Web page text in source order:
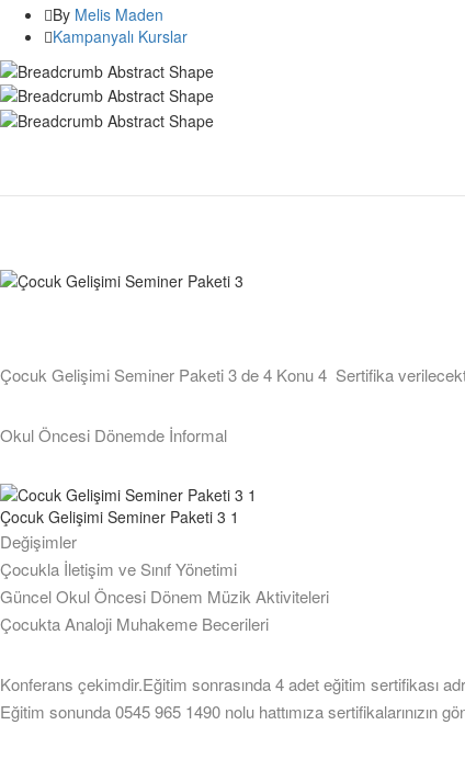
By Melis Maden
Kampanyalı Kurslar
Çocuk Gelişimi Seminer Paketi 3 de 4 Konu 4 Sertifika
Okul Öncesi Dönemde İnformal
Çocuk Gelişimi Seminer Paketi 3 1
Değişimler
Çocukla İletişim ve Sınıf Yönetimi
Güncel Okul Öncesi Dönem Müzik Aktiviteleri
Çocukta Analoji Muhakeme Becerileri
Konferans çekimdir.Eğitim sonrasında 4 adet eğitim sertifikası
Eğitim sonunda 0545 965 1490 nolu hattımıza